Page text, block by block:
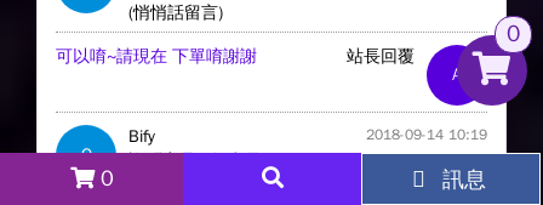
(悄悄話留言)
A
站長回覆
可以唷~請現在 下單唷謝謝
Q
Bify 2018-09-14 10:19
0
0 訊息